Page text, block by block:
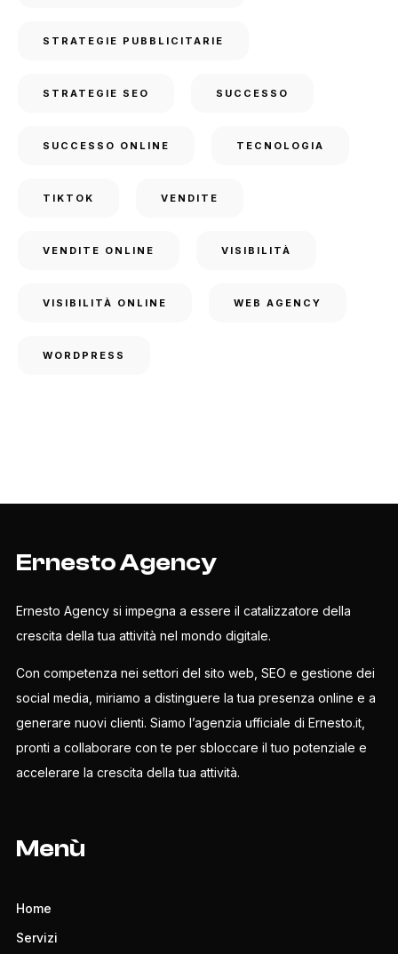
STRATEGIE PUBBLICITARIE
STRATEGIE SEO SUCCESSO
SUCCESSO ONLINE TECNOLOGIA
TIKTOK VENDITE
VENDITE ONLINE VISIBILITÀ
VISIBILITÀ ONLINE WEB AGENCY
WORDPRESS
Ernesto Agency
Ernesto Agency si impegna a essere il catalizzatore della
crescita della tua attività nel mondo digitale.
Con competenza nei settori del sito web, SEO e gestione dei
social media, miriamo a distinguere la tua presenza online e a
generare nuovi clienti. Siamo l’agenzia ufficiale di Ernesto.it,
pronti a collaborare con te per sbloccare il tuo potenziale e
accelerare la crescita della tua attività.
Menù
Home
Servizi